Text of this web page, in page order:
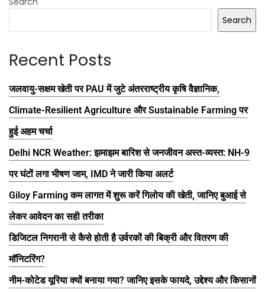
Search
Recent Posts
जलवायु-सक्षम खेती पर PAU में जुटे अंतरराष्ट्रीय कृषि वैज्ञानिक,
Climate-Resilient Agriculture और Sustainable Farming पर
हुई अहम चर्चा
Delhi NCR Weather: झमाझम बारिश से जनजीवन अस्त-व्यस्त: NH-9
पर घंटों लगा भीषण जाम, IMD ने जारी किया अलर्ट
Giloy Farming कम लागत में शुरू करें गिलोय की खेती, जानिए बुआई से
लेकर आवेदन का सही तरीका
डिजिटल निगरानी से कैसे होती है उर्वरकों की बिक्री और वितरण की
मॉनिटरिंग?
नीम-कोटेड यूरिया क्यों बनाया गया? जानिए इसके फायदे, उद्देश्य और किसानों